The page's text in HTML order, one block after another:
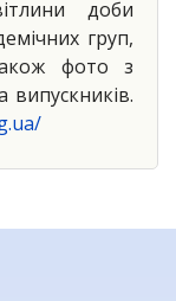
доби
груп,
фото з
випускників.